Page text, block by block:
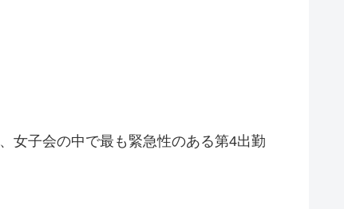
女子会の中で最も緊急性のある第4出勤